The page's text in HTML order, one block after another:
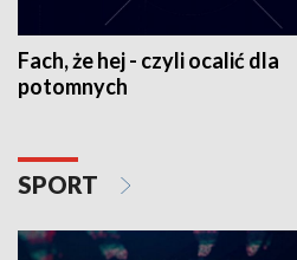
Fach, że hej - czyli ocalić dla
potomnych
SPORT